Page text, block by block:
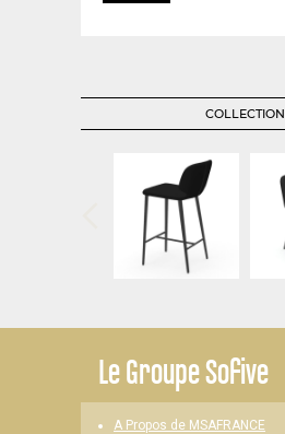
COLLECTION
LeGroupe Sofive
A Propos de MSAFRANCE